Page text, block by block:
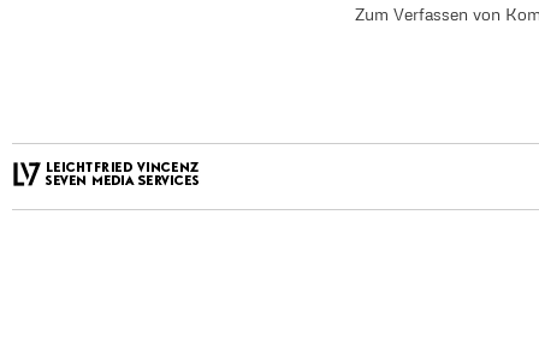
Zum Verfassen von